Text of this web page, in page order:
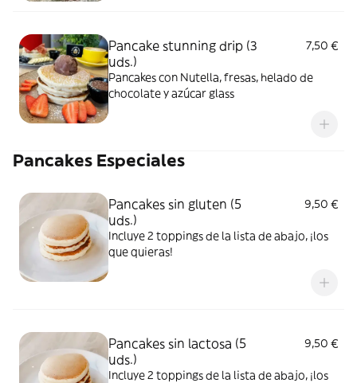
Pancake stunning drip (3
uds.)
7,50 €
Pancakes con Nutella, fresas, helado de
chocolate y azúcar glass
Pancakes Especiales
Pancakes sin gluten (5
uds.)
9,50 €
Incluye 2 toppings de la lista de abajo, ¡los
que quieras!
Pancakes sin lactosa (5
uds.)
9,50 €
Incluye 2 toppings de la lista de abajo, ¡los